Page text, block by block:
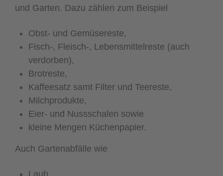
und Garten. Dazu zählen zum Beispiel
Obst- und Gemüsereste,
Fisch-, Fleisch-, Lebensmittelreste (auch
verdorben),
Brotreste,
Kaffeesatz samt Filter und Teereste,
Milchprodukte,
Eier- und Nussschalen sowie
kleine Mengen Küchenpapier.
Auch Gartenabfälle wie
Laub,